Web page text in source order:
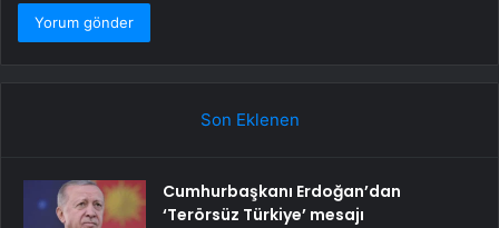
Son Eklenen
Cumhurbaşkanı Erdoğan’dan
‘Terörsüz Türkiye’ mesajı